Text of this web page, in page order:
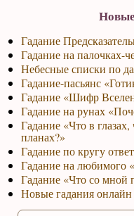
Гадание
Гадание на палочках-
Небесные списки по
Гадание-пасьянс
Гадание «Шифр
Гадание на рунах
Гадание «Что в
планах?»
Гадание по кругу
Гадание на любимого
Гадание «Что со мной
Новые гадания онлайн